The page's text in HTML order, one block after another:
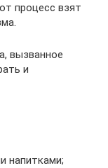
процесс взят
вызванное
и
напитками;